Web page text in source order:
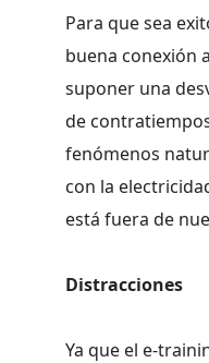
Para que sea
buena conexión
suponer una
de
fenómenos
con la
está fuera de
Distracciones
Ya que el e-